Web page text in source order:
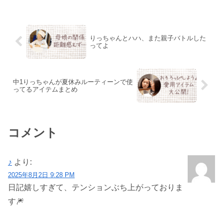
りっちゃんとハハ、また親子バトルした
ってよ
中1りっちゃんが夏休みルーティーンで使
ってるアイテムまとめ
コメント
♪ より:
2025年8月2日 9:28 PM
日記嬉しすぎて、テンションぶち上がっておりま
す🎆